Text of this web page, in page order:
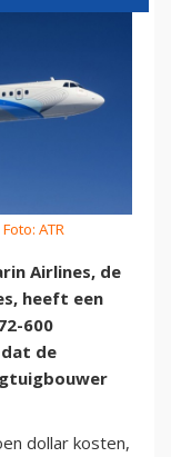
ATR
Airlines, de
heeft een
600
de
dollar kosten,